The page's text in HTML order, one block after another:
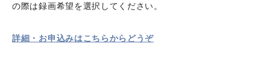
の際は録画希望を選択してください。
詳細・お申込みはこちらからどうぞ